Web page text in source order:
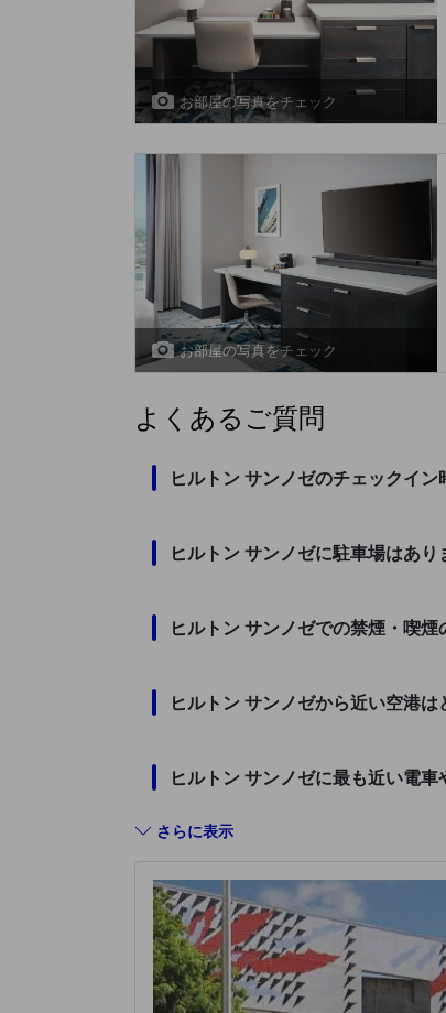
お部屋の写真をチェック
お部屋の写真をチェック
よくあるご質問
ヒルトン サンノゼのチェックイ
ヒルトン サンノゼに駐車場はあり
ヒルトン サンノゼでの禁煙・喫
ヒルトン サンノゼから近い空港は
ヒルトン サンノゼに最も近い電
さらに表示